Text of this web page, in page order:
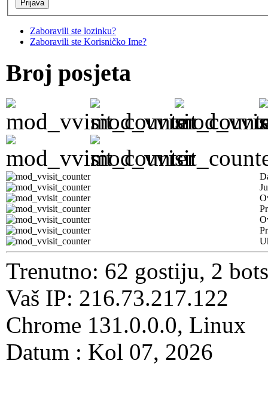
Zaboravili ste lozinku?
Zaboravili ste Korisničko Ime?
Broj posjeta
Trenutno: 62 gostiju, 2
Vaš IP: 216.73.217.122
Chrome 131.0.0.0, Linux
Datum : Kol 07, 2026